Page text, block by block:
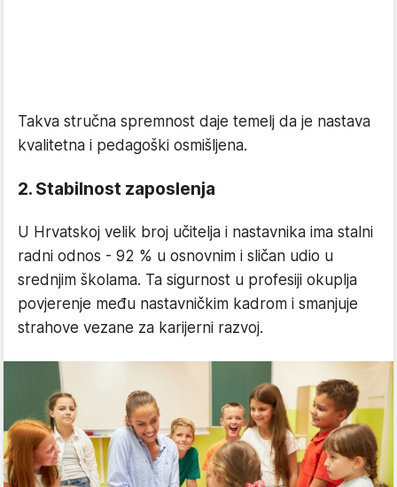
Takva stručna spremnost daje temelj da je nastava
kvalitetna i pedagoški osmišljena.
2. Stabilnost zaposlenja
U Hrvatskoj velik broj učitelja i nastavnika ima stalni
radni odnos - 92 % u osnovnim i sličan udio u
srednjim školama. Ta sigurnost u profesiji okuplja
povjerenje među nastavničkim kadrom i smanjuje
strahove vezane za karijerni razvoj.